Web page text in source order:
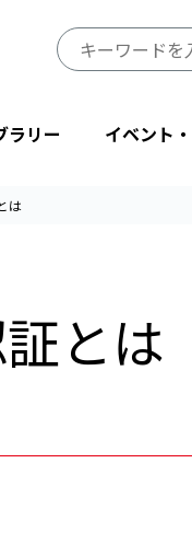
ラリー
ステム関連文書
イベント
は
とは